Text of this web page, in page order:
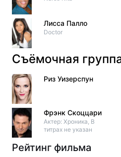
Лисса Палло
Doctor
Съёмочная
Риз Уизерспун
Фрэнк Скоццари
Актер: Хроника, В
титрах не указан
Рейтинг фильма